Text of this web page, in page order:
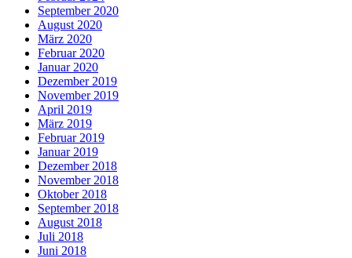
September 2020
August 2020
März 2020
Februar 2020
Januar 2020
Dezember 2019
November 2019
April 2019
März 2019
Februar 2019
Januar 2019
Dezember 2018
November 2018
Oktober 2018
September 2018
August 2018
Juli 2018
Juni 2018